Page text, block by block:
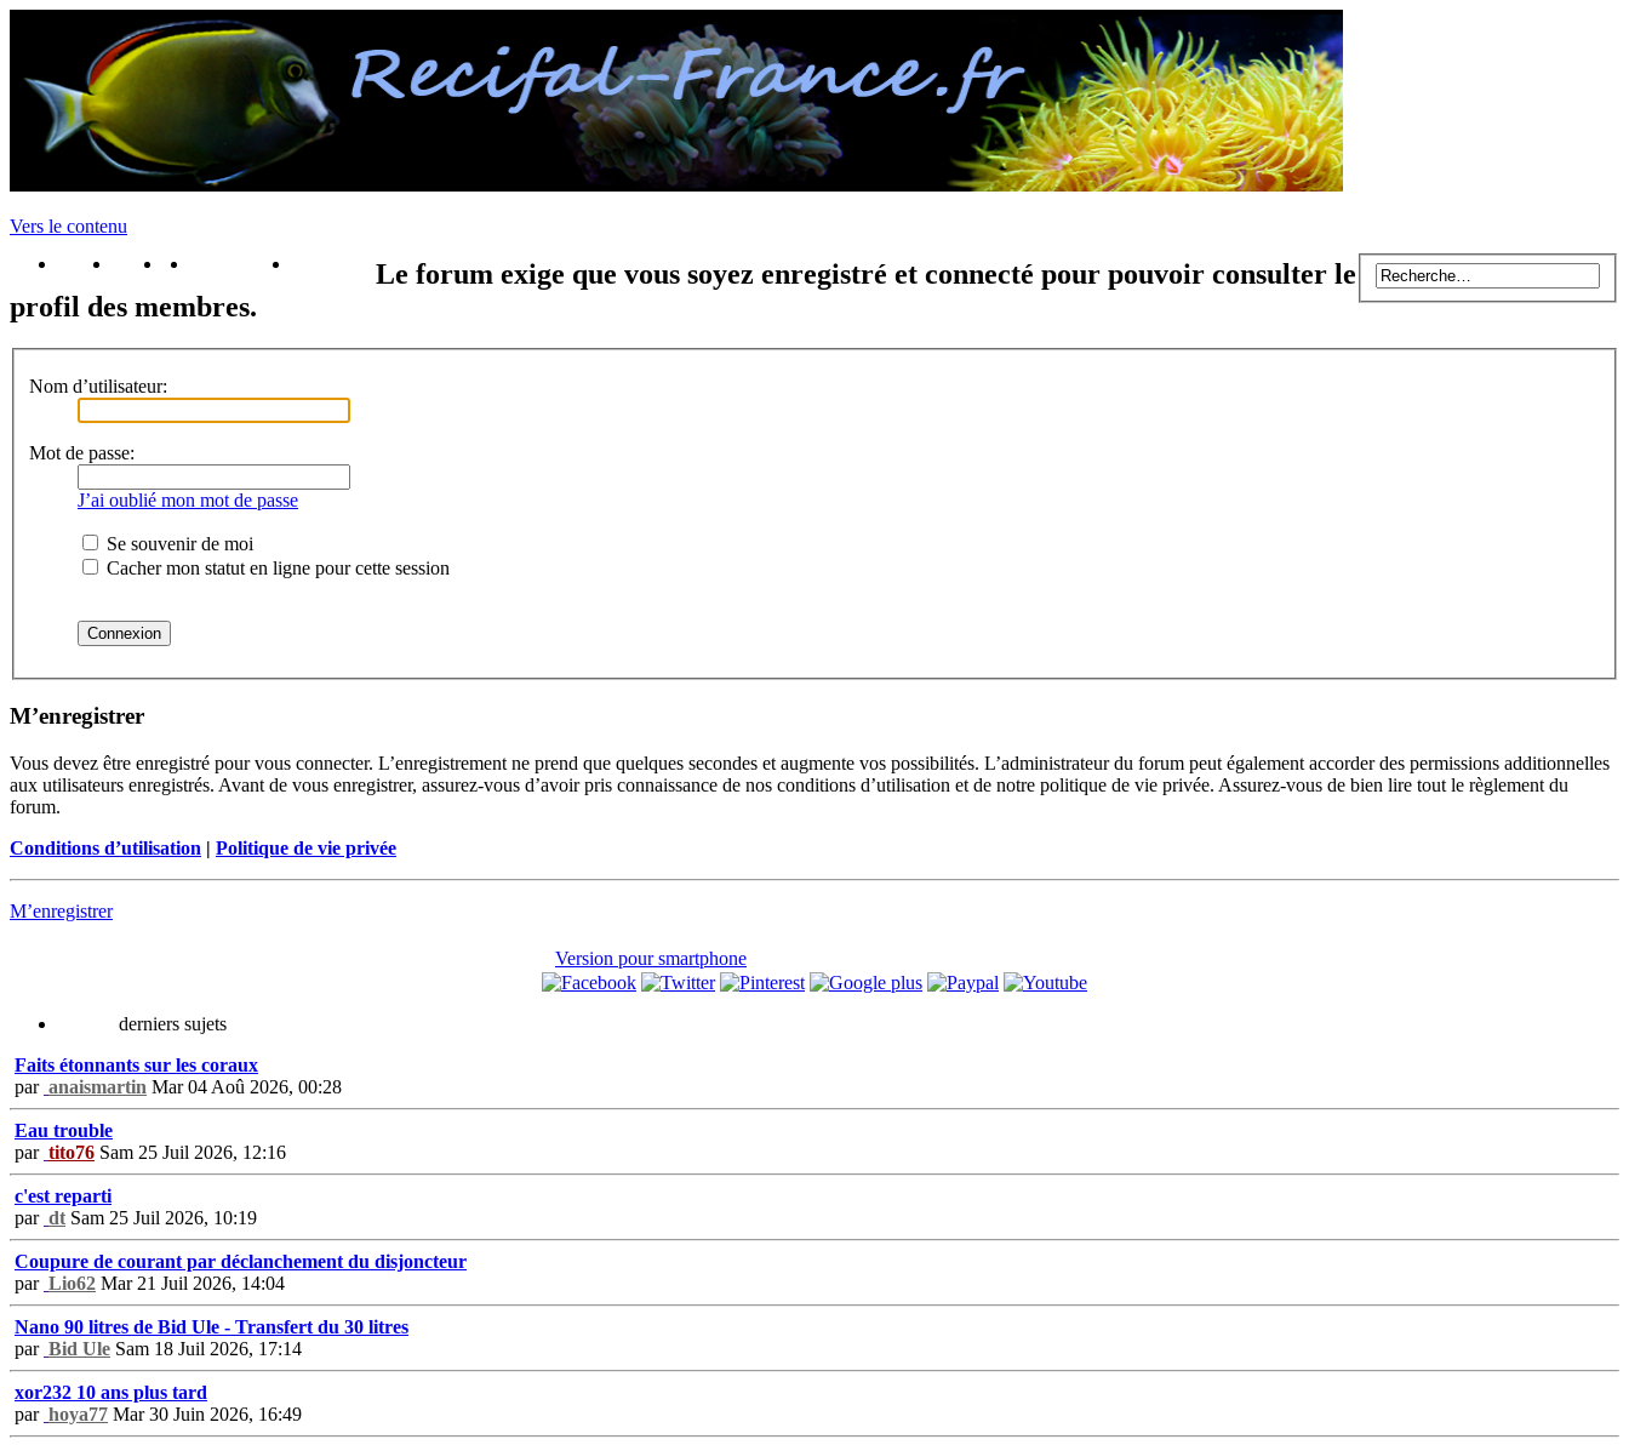
Vers le contenu
portail
forum faq m'enregister
Le forum exige que vous soyez enregistré et connecté pour pouvoir consulter le
profil des membres.
Nom d’utilisateur:
Mot de passe:
J’ai oublié mon mot de passe
Se souvenir de moi
Cacher mon statut en ligne pour cette session
M’enregistrer
Vous devez être enregistré pour vous connecter. L’enregistrement ne prend que quelques secondes et augmente vos possibilités. L’administrateur du forum peut également accorder des permissions additionnelles
aux utilisateurs enregistrés. Avant de vous enregistrer, assurez-vous d’avoir pris connaissance de nos conditions d’utilisation et de notre politique de vie privée. Assurez-vous de bien lire tout le règlement du
forum.
Conditions d’utilisation | Politique de vie privée
M’enregistrer
Version pour smartphone
derniers sujets
Faits étonnants sur les coraux
par anaismartin Mar 04 Aoû 2026, 00:28
Eau trouble
par tito76 Sam 25 Juil 2026, 12:16
c'est reparti
par dt Sam 25 Juil 2026, 10:19
Coupure de courant par déclanchement du disjoncteur
par Lio62 Mar 21 Juil 2026, 14:04
Nano 90 litres de Bid Ule - Transfert du 30 litres
par Bid Ule Sam 18 Juil 2026, 17:14
xor232 10 ans plus tard
par hoya77 Mar 30 Juin 2026, 16:49